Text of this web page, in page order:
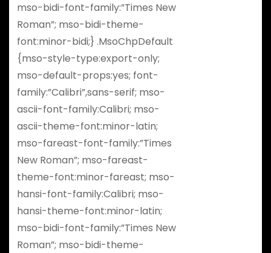
mso-bidi-font-family:”Times New
Roman”; mso-bidi-theme-
font:minor-bidi;} .MsoChpDefault
{mso-style-type:export-only;
mso-default-props:yes; font-
family:”Calibri”,sans-serif; mso-
ascii-font-family:Calibri; mso-
ascii-theme-font:minor-latin;
mso-fareast-font-family:”Times
New Roman”; mso-fareast-
theme-font:minor-fareast; mso-
hansi-font-family:Calibri; mso-
hansi-theme-font:minor-latin;
mso-bidi-font-family:”Times New
Roman”; mso-bidi-theme-